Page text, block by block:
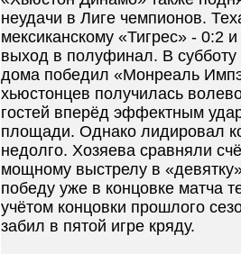
неудачи в Лиге чемпионов.
мексиканскому «Тигрес» -
выход в полуфинал. В
дома победил «Монреаль
хьюстонцев получилась
гостей вперёд эффектным
площади. Однако лидировал
недолго. Хозяева сравняли
мощному выстрелу в
победу уже в концовке матча
учётом концовки прошлого
забил в пятой игре кряду.